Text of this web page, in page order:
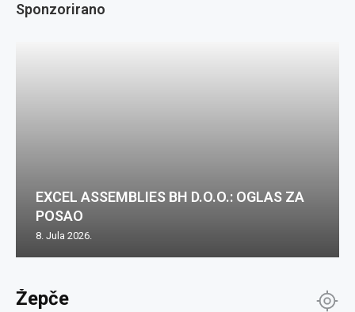
Žepče
Sponzorirano
EXCEL ASSEMBLIES BH D.O.O.: OGLAS ZA
POSAO
8. Jula 2026.